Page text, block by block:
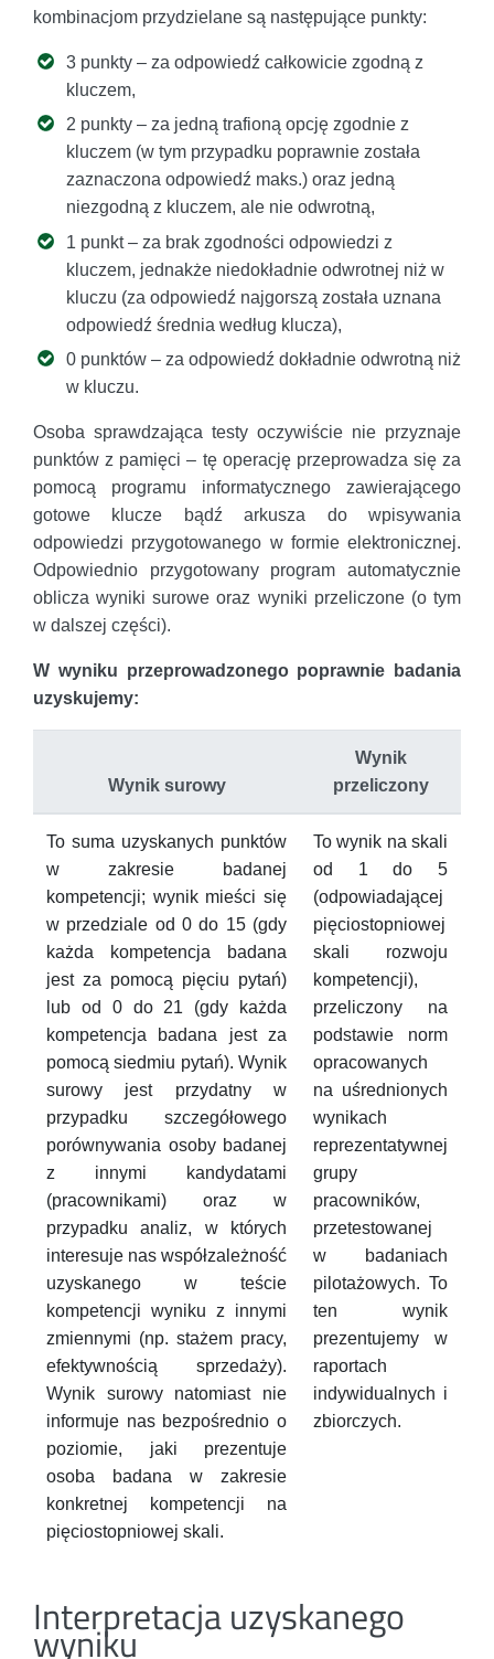
kombinacjom przydzielane są następujące punkty:
3 punkty – za odpowiedź całkowicie zgodną z
kluczem,
2 punkty – za jedną trafioną opcję zgodnie z
kluczem (w tym przypadku poprawnie została
zaznaczona odpowiedź maks.) oraz jedną
niezgodną z kluczem, ale nie odwrotną,
1 punkt – za brak zgodności odpowiedzi z
kluczem, jednakże niedokładnie odwrotnej niż w
kluczu (za odpowiedź najgorszą została uznana
odpowiedź średnia według klucza),
0 punktów – za odpowiedź dokładnie odwrotną niż
w kluczu.
Osoba sprawdzająca testy oczywiście nie przyznaje
punktów z pamięci – tę operację przeprowadza się za
pomocą programu informatycznego zawierającego
gotowe klucze bądź arkusza do wpisywania
odpowiedzi przygotowanego w formie elektronicznej.
Odpowiednio przygotowany program automatycznie
oblicza wyniki surowe oraz wyniki przeliczone (o tym
w dalszej części).
W wyniku przeprowadzonego poprawnie badania
uzyskujemy:
Wynik surowy
Wynik
przeliczony
To suma uzyskanych punktów
w zakresie badanej
kompetencji; wynik mieści się
w przedziale od 0 do 15 (gdy
każda kompetencja badana
jest za pomocą pięciu pytań)
lub od 0 do 21 (gdy każda
kompetencja badana jest za
pomocą siedmiu pytań). Wynik
surowy jest przydatny w
przypadku szczegółowego
porównywania osoby badanej
z innymi kandydatami
(pracownikami) oraz w
przypadku analiz, w których
interesuje nas współzależność
uzyskanego w teście
kompetencji wyniku z innymi
zmiennymi (np. stażem pracy,
efektywnością sprzedaży).
Wynik surowy natomiast nie
informuje nas bezpośrednio o
poziomie, jaki prezentuje
osoba badana w zakresie
konkretnej kompetencji na
pięciostopniowej skali.
To wynik na skali
od 1 do 5
(odpowiadającej
pięciostopniowej
skali rozwoju
kompetencji),
przeliczony na
podstawie norm
opracowanych
na uśrednionych
wynikach
reprezentatywnej
grupy
pracowników,
przetestowanej
w badaniach
pilotażowych. To
ten wynik
prezentujemy w
raportach
indywidualnych i
zbiorczych.
Interpretacja uzyskanego
wyniku